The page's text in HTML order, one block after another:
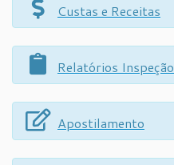
Custas e Receitas
Relatórios Inspeção
Apostilamento